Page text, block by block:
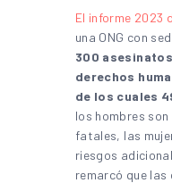
El informe 2023
una ONG con
300
derechos
de los cuales
los hombres
fatales, las
riesgos
remarcó que las